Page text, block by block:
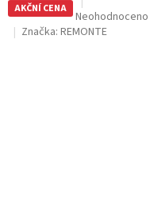
AKČNÍ CENA
Průměrné
hodnocení
Neohodnoceno
Značka: REMONTE